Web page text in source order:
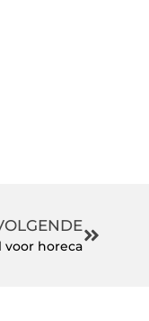
voor horeca